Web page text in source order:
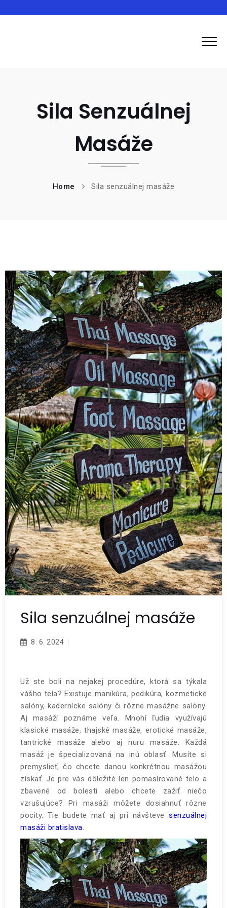
Sila Senzuálnej
Masáže
Home Sila senzuálnej masáže
Sila senzuálnej masáže
8. 6. 2024
Už ste boli na nejakej procedúre, ktorá sa týkala
vášho tela? Existuje manikúra, pedikúra, kozmetické
salóny, kadernícke salóny či rôzne masážne salóny.
Aj masáží poznáme veľa. Mnohí ľudia využívajú
klasické masáže, thajské masáže, erotické masáže,
tantrické masáže alebo aj nuru masáže. Každá
masáž je špecializovaná na inú oblasť. Musíte si
premyslieť, čo chcete danou konkrétnou masážou
získať. Je pre vás dôležité len pomasírované telo a
zbavené od bolesti alebo chcete zažiť niečo
vzrušujúce? Pri masáži môžete dosiahnuť rôzne
pocity. Tie budete mať aj pri návšteve senzuálnej
masáži bratislava.